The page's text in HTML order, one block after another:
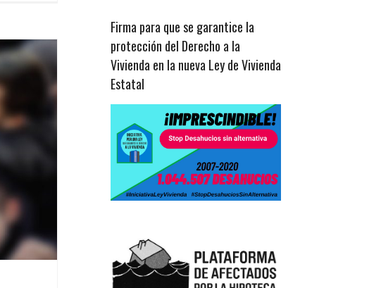
Firma para que se garantice la
protección del Derecho a la
Vivienda en la nueva Ley de Vivienda
Estatal